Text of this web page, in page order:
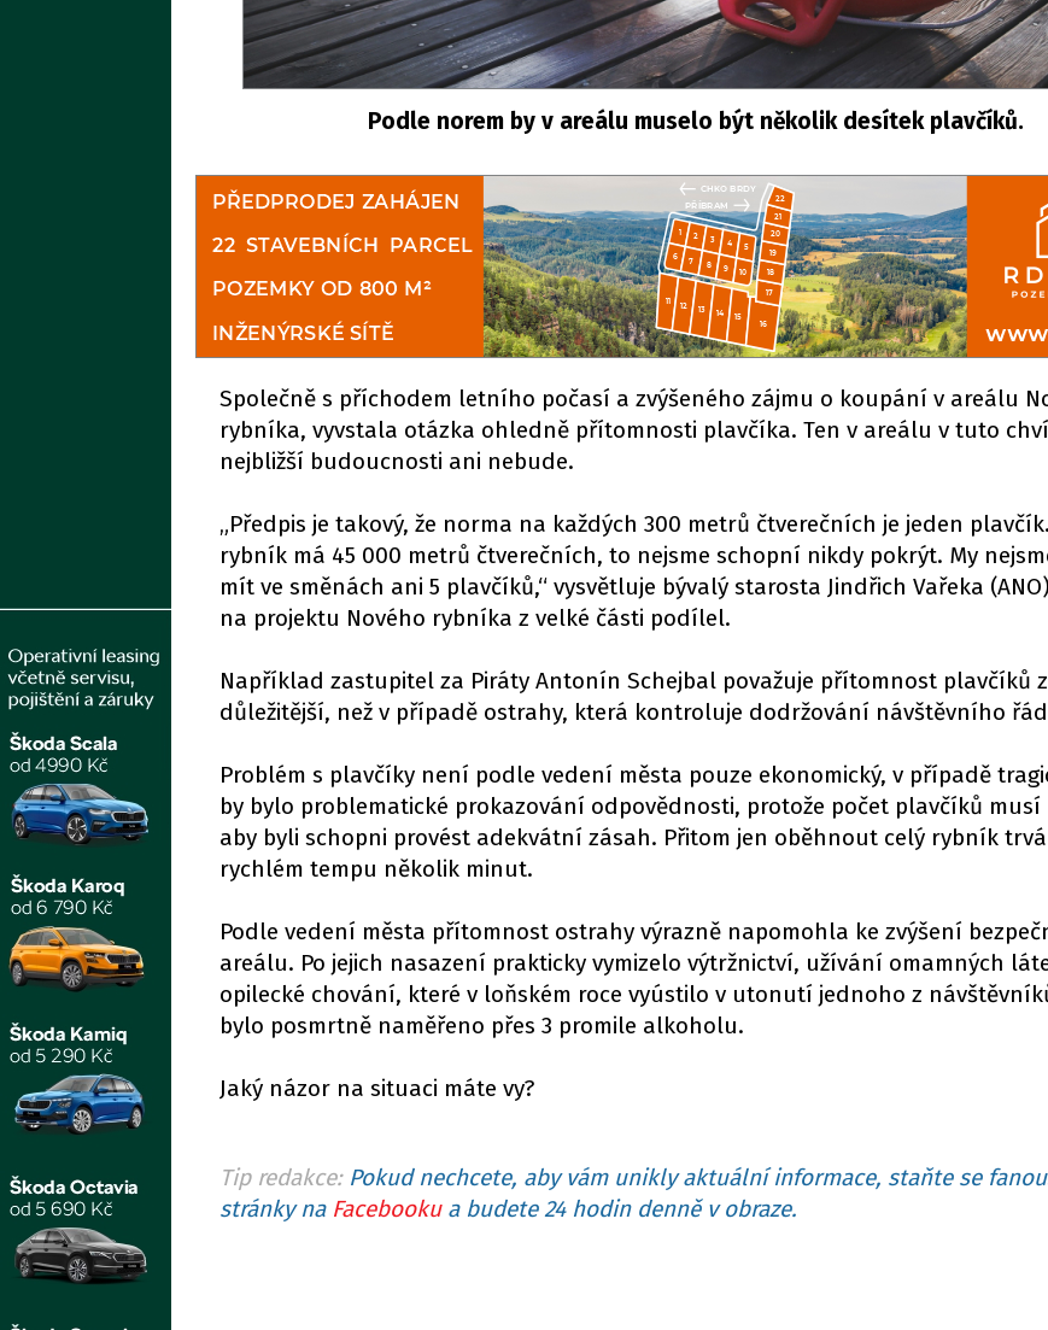
Podle norem by v areálu muselo být několik desítek plavčíků.
Společně s příchodem letního počasí a zvýšeného zájmu o koupání v areálu
rybníka, vyvstala otázka ohledně přítomnosti plavčíka. Ten v areálu v tuto
nejbližší budoucnosti ani nebude.
„Předpis je takový, že norma na každých 300 metrů čtverečních je jeden
rybník má 45 000 metrů čtverečních, to nejsme schopní nikdy pokrýt. My
mít ve směnách ani 5 plavčíků,“ vysvětluje bývalý starosta Jindřich Vařeka
na projektu Nového rybníka z velké části podílel.
Například zastupitel za Piráty Antonín Schejbal považuje přítomnost plavčíků
důležitější, než v případě ostrahy, která kontroluje dodržování návštěvního
Problém s plavčíky není podle vedení města pouze ekonomický, v případě
by bylo problematické prokazování odpovědnosti, protože počet plavčíků musí
aby byli schopni provést adekvátní zásah. Přitom jen oběhnout celý rybník
rychlém tempu několik minut.
Podle vedení města přítomnost ostrahy výrazně napomohla ke zvýšení
areálu. Po jejich nasazení prakticky vymizelo výtržnictví, užívání omamných
opilecké chování, které v loňském roce vyústilo v utonutí jednoho z
bylo posmrtně naměřeno přes 3 promile alkoholu.
Jaký názor na situaci máte vy?
Tip redakce: Pokud nechcete, aby vám unikly aktuální informace, staňte se
stránky na Facebookua budete 24 hodin denně v obraze.